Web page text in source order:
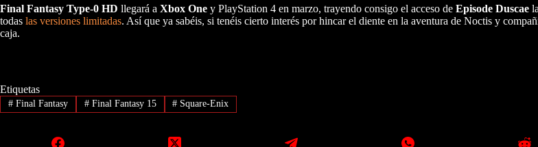
Final Fantasy Type-0 HD llegará a Xbox One y PlayStation 4 en marzo, trayendo consigo el acceso de Episode Duscae
todas las versiones limitadas. Así que ya sabéis, si tenéis cierto interés por hincar el diente en la aventura de Noctis y
caja.
Etiquetas
#Final Fantasy #Final Fantasy 15 # Square-Enix